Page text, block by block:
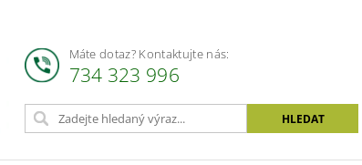
Máte dotaz? Kontaktujte nás:
734 323 996